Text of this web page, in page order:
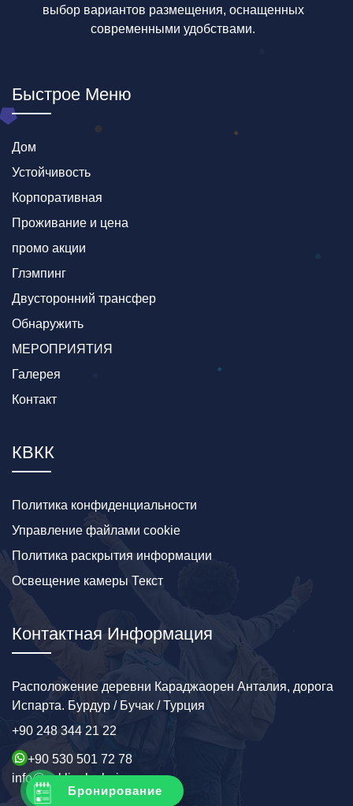
Бронирование
выбор вариантов размещения, оснащенных
современными удобствами.
Быстрое Меню
Дом
Устойчивость
Корпоративная
Проживание и цена
промо акции
Глэмпинг
Двусторонний трансфер
Обнаружить
МЕРОПРИЯТИЯ
Галерея
Контакт
КВКК
Политика конфиденциальности
Управление файлами cookie
Политика раскрытия информации
Освещение камеры Текст
Контактная Информация
Расположение деревни Караджаорен Анталия, дорога
Испарта. Бурдур / Бучак / Турция
+90 248 344 21 22
+90 530 501 72 78
info@sakligolevleri.com